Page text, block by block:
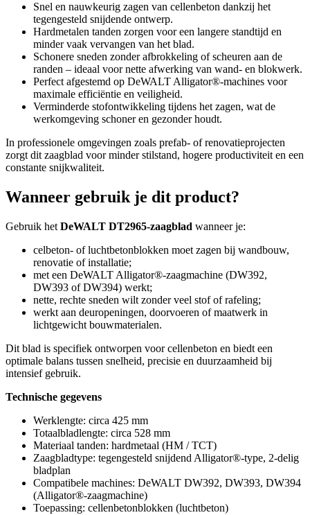
Snel en nauwkeurig zagen van cellenbeton dankzij het
tegengesteld snijdende ontwerp.
Hardmetalen tanden zorgen voor een langere standtijd en
minder vaak vervangen van het blad.
Schonere sneden zonder afbrokkeling of scheuren aan de
randen – ideaal voor nette afwerking van wand- en blokwerk.
Perfect afgestemd op DeWALT Alligator®-machines voor
maximale efficiëntie en veiligheid.
Verminderde stofontwikkeling tijdens het zagen, wat de
werkomgeving schoner en gezonder houdt.
In professionele omgevingen zoals prefab- of renovatieprojecten
zorgt dit zaagblad voor minder stilstand, hogere productiviteit en een
constante snijkwaliteit.
Wanneer gebruik je dit product?
Gebruik het DeWALT DT2965-zaagblad wanneer je:
celbeton- of luchtbetonblokken moet zagen bij wandbouw,
renovatie of installatie;
met een DeWALT Alligator®-zaagmachine (DW392,
DW393 of DW394) werkt;
nette, rechte sneden wilt zonder veel stof of rafeling;
werkt aan deuropeningen, doorvoeren of maatwerk in
lichtgewicht bouwmaterialen.
Dit blad is specifiek ontworpen voor cellenbeton en biedt een
optimale balans tussen snelheid, precisie en duurzaamheid bij
intensief gebruik.
Technische gegevens
Werklengte: circa 425 mm
Totaalbladlengte: circa 528 mm
Materiaal tanden: hardmetaal (HM / TCT)
Zaagbladtype: tegengesteld snijdend Alligator®-type, 2-delig
bladplan
Compatibele machines: DeWALT DW392, DW393, DW394
(Alligator®-zaagmachine)
Toepassing: cellenbetonblokken (luchtbeton)